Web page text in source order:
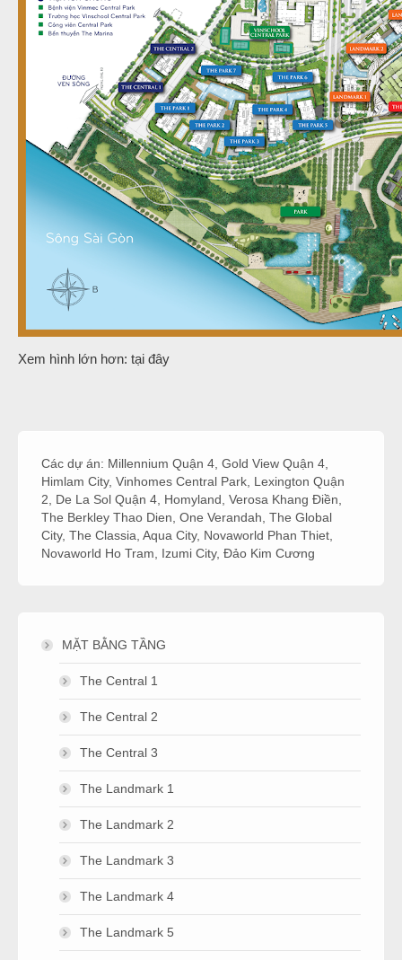
Xem hình lớn hơn: tại đây
Các dự án: Millennium Quận 4 Gold View Quận 4
Himlam City, Vinhomes Central Park Lexington Quận
2
De La Sol Quận 4 Homyland Verosa Khang Điền
The Berkley Thao Dien One Verandah The Global
City, The Classia Aqua City, Novaworld Phan Thiet
Novaworld Ho Tram
Izumi City, Đảo Kim Cương
MẶT BẰNG TẦNG
The Central 1
The Central 2
The Central 3
The Landmark 1
The Landmark 2
The Landmark 3
The Landmark 4
The Landmark 5